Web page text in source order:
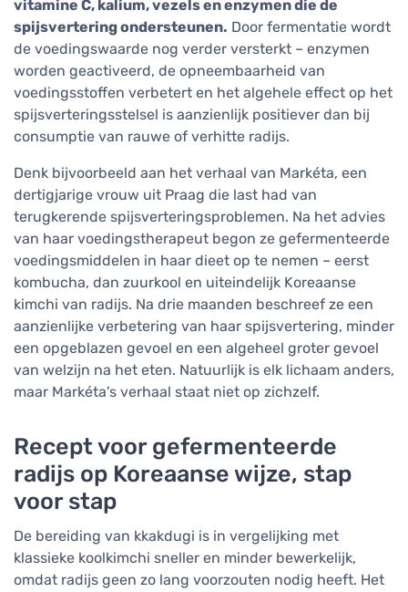
vitamine C, kalium, vezels en enzymen die de
spijsvertering ondersteunen. Door fermentatie wordt
de voedingswaarde nog verder versterkt – enzymen
worden geactiveerd, de opneembaarheid van
voedingsstoffen verbetert en het algehele effect op het
spijsverteringsstelsel is aanzienlijk positiever dan bij
consumptie van rauwe of verhitte radijs.
Denk bijvoorbeeld aan het verhaal van Markéta, een
dertigjarige vrouw uit Praag die last had van
terugkerende spijsverteringsproblemen. Na het advies
van haar voedingstherapeut begon ze gefermenteerde
voedingsmiddelen in haar dieet op te nemen – eerst
kombucha, dan zuurkool en uiteindelijk Koreaanse
kimchi van radijs. Na drie maanden beschreef ze een
aanzienlijke verbetering van haar spijsvertering, minder
een opgeblazen gevoel en een algeheel groter gevoel
van welzijn na het eten. Natuurlijk is elk lichaam anders,
maar Markéta's verhaal staat niet op zichzelf.
Recept voor gefermenteerde
radijs op Koreaanse wijze, stap
voor stap
De bereiding van kkakdugi is in vergelijking met
klassieke koolkimchi sneller en minder bewerkelijk,
omdat radijs geen zo lang voorzouten nodig heeft. Het